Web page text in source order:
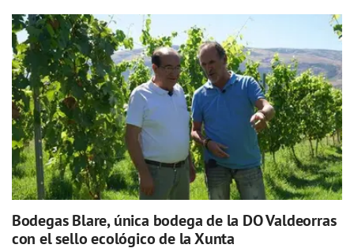
Bodegas Blare, única bodega de la DO Valdeorras
con el sello ecológico de la Xunta